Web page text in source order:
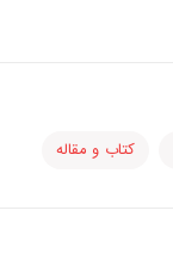
کتاب و مقاله